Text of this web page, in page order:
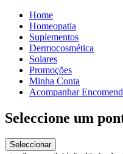
Home
Homeopatia
Suplementos
Dermocosmética
Solares
Promoções
Minha Conta
Acompanhar
Seleccione um
Seleccionar